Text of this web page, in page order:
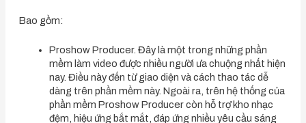
Bao gồm:
Proshow Producer. Đây là một trong những phần
mềm làm video được nhiều người ưa chuộng nhất hiện
nay. Điều này đến từ giao diện và cách thao tác dễ
dàng trên phần mềm này. Ngoài ra, trên hệ thống của
phần mềm Proshow Producer còn hỗ trợ kho nhạc
đệm, hiệu ứng bắt mắt, đáp ứng nhiều yêu cầu sáng